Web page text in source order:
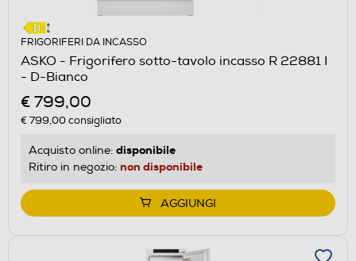
FRIGORIFERI DA INCASSO
ASKO - Frigorifero sotto-tavolo incasso R 22881 I
- D-Bianco
€ 799,00
€ 799,00consigliato
Acquisto online: disponibile
Ritiro in negozio: non disponibile
AGGIUNGI